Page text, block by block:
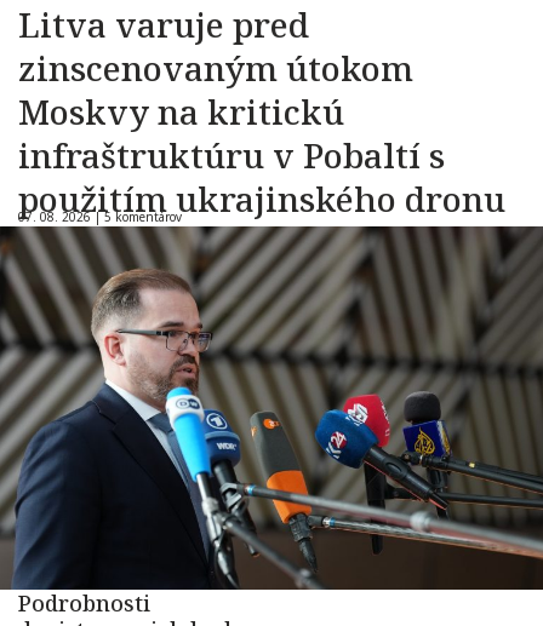
Litva varuje pred
zinscenovaným útokom
Moskvy na kritickú
infraštruktúru v Pobaltí s
použitím ukrajinského dronu
07. 08. 2026 |5 komentárov
Podrobnosti